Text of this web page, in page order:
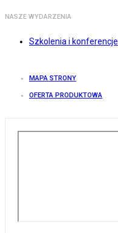
NASZE WYDARZENIA
Szkolenia i konferencje
MAPA STRONY
OFERTA PRODUKTOWA